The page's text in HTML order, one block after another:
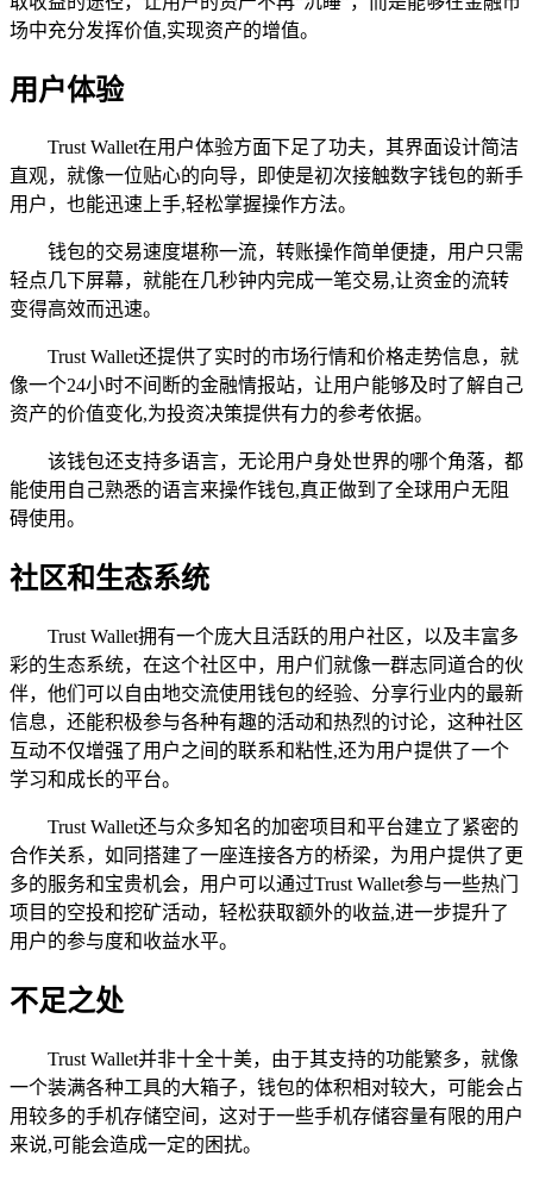
场中充分发挥价值,实现资产的增值。
用户体验
Trust Wallet在用户体验方面下足了功夫，其界面设计简洁
直观，就像一位贴心的向导，即使是初次接触数字钱包的新手
用户，也能迅速上手,轻松掌握操作方法。
钱包的交易速度堪称一流，转账操作简单便捷，用户只需
轻点几下屏幕，就能在几秒钟内完成一笔交易,让资金的流转
变得高效而迅速。
Trust Wallet还提供了实时的市场行情和价格走势信息，就
像一个24小时不间断的金融情报站，让用户能够及时了解自己
资产的价值变化,为投资决策提供有力的参考依据。
该钱包还支持多语言，无论用户身处世界的哪个角落，都
能使用自己熟悉的语言来操作钱包,真正做到了全球用户无阻
碍使用。
社区和生态系统
Trust Wallet拥有一个庞大且活跃的用户社区，以及丰富多
彩的生态系统，在这个社区中，用户们就像一群志同道合的伙
伴，他们可以自由地交流使用钱包的经验、分享行业内的最新
信息，还能积极参与各种有趣的活动和热烈的讨论，这种社区
互动不仅增强了用户之间的联系和粘性,还为用户提供了一个
学习和成长的平台。
Trust Wallet还与众多知名的加密项目和平台建立了紧密的
合作关系，如同搭建了一座连接各方的桥梁，为用户提供了更
多的服务和宝贵机会，用户可以通过Trust Wallet参与一些热门
项目的空投和挖矿活动，轻松获取额外的收益,进一步提升了
用户的参与度和收益水平。
不足之处
Trust Wallet并非十全十美，由于其支持的功能繁多，就像
一个装满各种工具的大箱子，钱包的体积相对较大，可能会占
用较多的手机存储空间，这对于一些手机存储容量有限的用户
来说,可能会造成一定的困扰。